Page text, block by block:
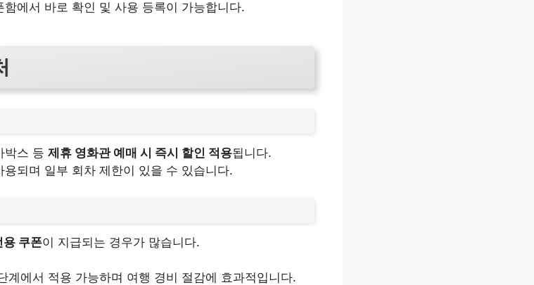
에서 바로 확인 및 사용 등록이 가능합니다.
박스 등 제휴 영화관 예매 시 즉시 할인 적용됩니다.
되며 일부 회차 제한이 있을 수 있습니다.
용 쿠폰이 지급되는 경우가 많습니다.
계에서 적용 가능하며 여행 경비 절감에 효과적입니다.